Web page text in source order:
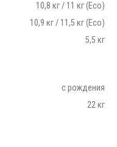
10,8 кг / 11 кг (Eco)
10,9 кг / 11,5 кг (Eco)
5,5 кг
с рождения
22 кг